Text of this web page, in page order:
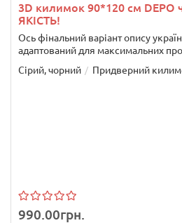
3D килимок 90*120 см DEPO
ЯКІСТЬ!
Ось фінальний варіант опису
адаптований для максимальних
Сірий, чорний
Придверний
990.00грн.